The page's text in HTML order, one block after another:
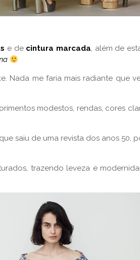
e de cintura marcada, além de
Nada me faria mais radiante que
modestos, rendas, cores
saiu de uma revista dos anos 50,
trazendo leveza e